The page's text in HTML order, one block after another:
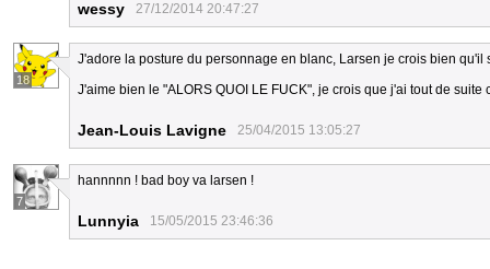
wessy 27/12/2014 20:47:27
18
J'adore la posture du personnage en blanc, Larsen je crois bien qu'il
J'aime bien le "ALORS QUOI LE FUCK", je crois que j'ai tout de suite
Jean-Louis Lavigne 25/04/2015 13:05:27
7
hannnnn ! bad boy va larsen !
Lunnyia 15/05/2015 23:46:36